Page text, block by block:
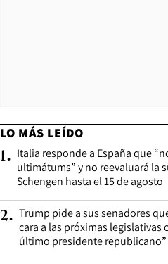
LO MÁS LEÍDO
1. Italia responde a España que
ultimátums” y no reevaluará la
Schengen hasta el 15 de agosto
2. Trump pide a sus senadores
cara a las próximas legislativas
último presidente republicano”